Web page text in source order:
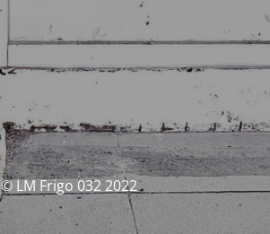
© LM Frigo 032 2022